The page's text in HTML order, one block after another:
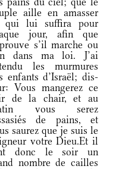
aille en amasser
qui lui suffira pour
jour, afin que
s’il marche ou
dans ma loi. J’ai
les murmures
enfants d’Israël; dis-
Vous mangerez ce
de la chair, et au
vous serez
de pains, et
saurez que je suis le
votre Dieu.Et il
donc le soir un
nombre de cailles